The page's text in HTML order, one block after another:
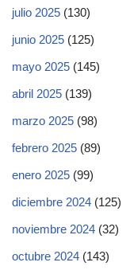
julio 2025 (130)
junio 2025 (125)
mayo 2025 (145)
abril 2025 (139)
marzo 2025 (98)
febrero 2025 (89)
enero 2025 (99)
diciembre 2024 (125)
noviembre 2024 (32)
octubre 2024 (143)